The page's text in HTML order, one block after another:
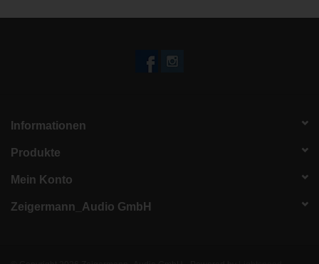
Informationen
Produkte
Mein Konto
Zeigermann_Audio GmbH